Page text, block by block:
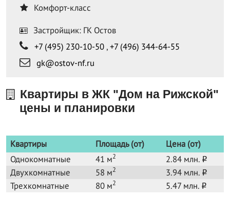
Комфорт-класс
Застройщик: ГК Остов
+7 (495) 230-10-50 ,+7 (496) 344-64-55
gk@ostov-nf.ru
Квартиры в ЖК "Дом на Рижской"
цены и планировки
Квартиры Площадь (от)
Цена (от)
Однокомнатные
41 м2 2.84 млн. o
Двухкомнатные 58 м2 3.94 млн. o
Трехкомнатные 80 м2 5.47 млн. o